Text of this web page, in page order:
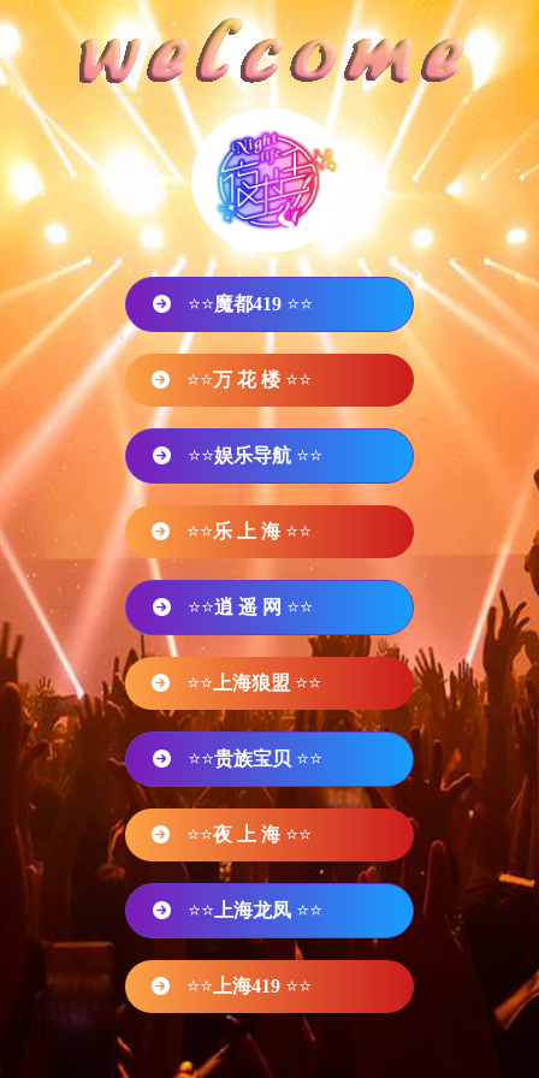
⭐⭐魔都419 ⭐⭐
⭐⭐万 花 楼 ⭐⭐
⭐⭐娱乐导航 ⭐⭐
⭐⭐乐 上 海 ⭐⭐
⭐⭐逍 遥 网 ⭐⭐
⭐⭐ 上海狼盟 ⭐⭐
⭐⭐贵族宝贝 ⭐⭐
⭐⭐夜 上 海 ⭐⭐
⭐⭐ 上海龙凤 ⭐⭐
⭐⭐ 上海419 ⭐⭐